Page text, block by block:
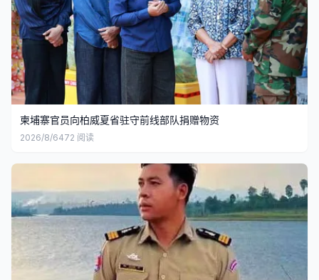
柬埔寨官员向柏威夏省驻守前线部队捐赠物资
2026/8/6472 阅读